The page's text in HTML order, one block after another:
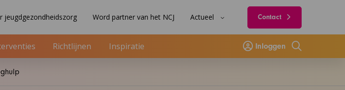
jeugdgezondheidszorg Word partner van het NCJ Actueel Contact
Richtlijnen Inspiratie Inloggen
Zoeken